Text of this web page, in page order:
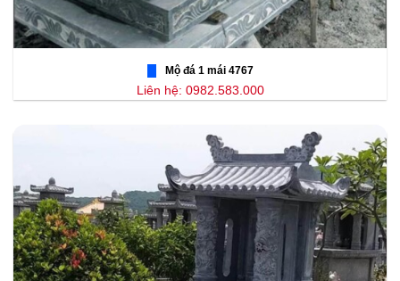
Mộ đá 1 mái 4767
Liên hệ: 0982.583.000